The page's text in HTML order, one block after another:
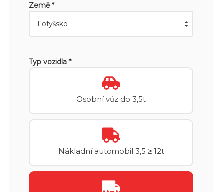
Země *
Typ vozidla *
Osobní vůz do 3,5t
Nákladní automobil 3,5 ≥ 12t